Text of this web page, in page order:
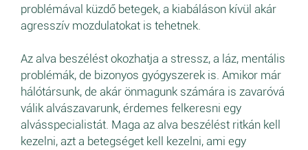
problémával küzdő betegek, a kiabáláson kívül akár
agresszív mozdulatokat is tehetnek.
Az alva beszélést okozhatja a stressz, a láz, mentális
problémák, de bizonyos gyógyszerek is. Amikor már
hálótársunk, de akár önmagunk számára is zavaróvá
válik alvászavarunk, érdemes felkeresni egy
alvásspecialistát. Maga az alva beszélést ritkán kell
kezelni, azt a betegséget kell kezelni, ami egy